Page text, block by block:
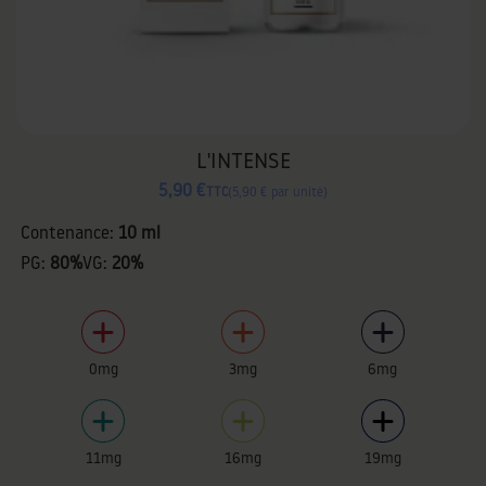
L'INTENSE
5,90 € TTC 5,90 € par unité
Contenance: 10 ml
PG: 80%VG: 20%
0mg 3mg 6mg
11mg 16mg 19mg